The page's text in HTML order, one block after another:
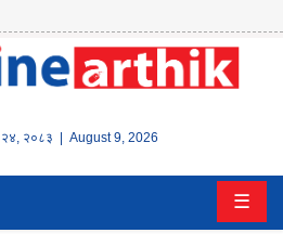
२४, २०८३ | August 9, 2026
☰